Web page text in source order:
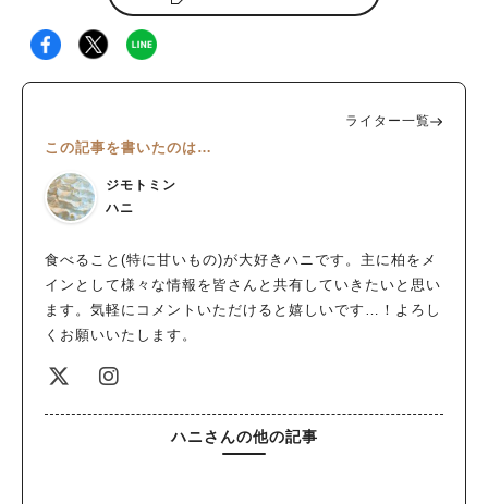
ライター一覧
この記事を書いたのは…
ジモトミン
ハニ
食べること(特に甘いもの)が大好きハニです。主に柏をメ
インとして様々な情報を皆さんと共有していきたいと思い
ます。気軽にコメントいただけると嬉しいです…！よろし
くお願いいたします。
ハニさんの他の記事